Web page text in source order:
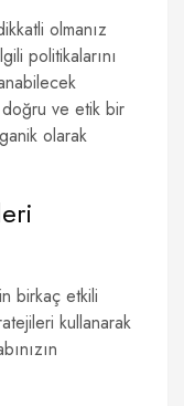
olmanız
politikalarını
doğru ve etik bir
olarak
birkaç etkili
kullanarak